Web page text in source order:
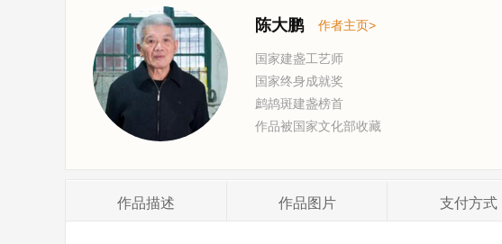
陈大鹏 作者主页>
国家建盏工艺师
国家终身成就奖
鹧鸪斑建盏榜首
作品被国家文化部收藏
作品描述 作品图片 支付方式